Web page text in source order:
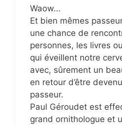
Waow…
Et bien mêmes
une chance de
personnes, les livres
qui éveillent notre
avec, sûrement un
en retour d’être
passeur.
Paul Géroudet est
grand ornithologue et